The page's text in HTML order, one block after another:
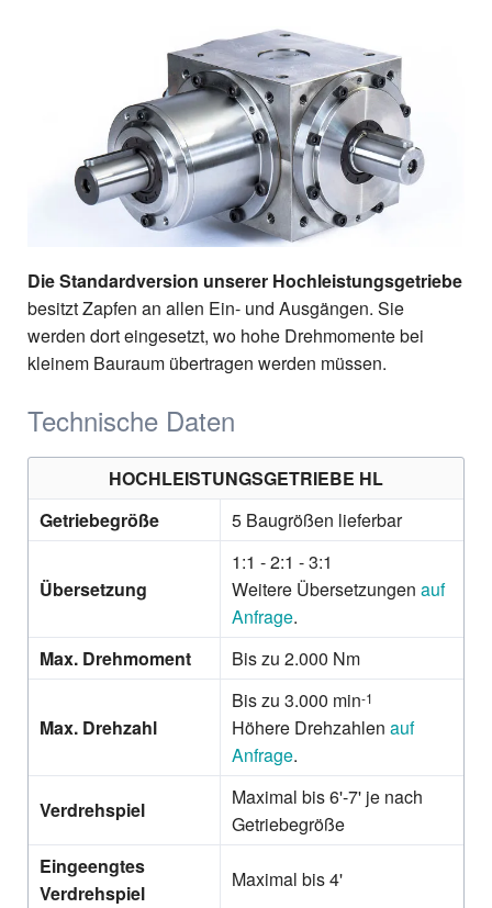
Die Standardversion unserer Hochleistungsgetriebe
besitzt Zapfen an allen Ein- und Ausgängen. Sie
werden dort eingesetzt, wo hohe Drehmomente bei
kleinem Bauraum übertragen werden müssen.
Technische Daten
HOCHLEISTUNGSGETRIEBE HL
Getriebegröße
5 Baugrößen lieferbar
Übersetzung
1:1 - 2:1 - 3:1
Weitere Übersetzungen auf
Anfrage.
Max. Drehmoment
Bis zu 2.000 Nm
Max. Drehzahl
Bis zu 3.000 min-1
Höhere Drehzahlen auf
Anfrage.
Verdrehspiel
Maximal bis 6'-7' je nach
Getriebegröße
Eingeengtes
Verdrehspiel
Maximal bis 4'